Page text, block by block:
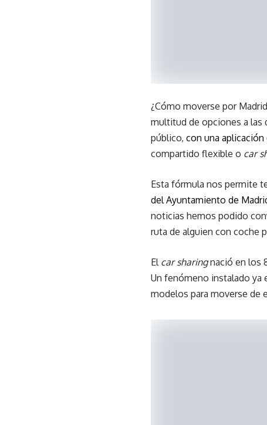
¿Cómo moverse por
multitud de opciones a las
público, con una
compartido flexible o car
Esta fórmula nos permite
del Ayuntamiento de
noticias hemos podido
ruta de alguien con coche
El car sharingnació en los
Un fenómeno instalado ya
modelos para moverse de